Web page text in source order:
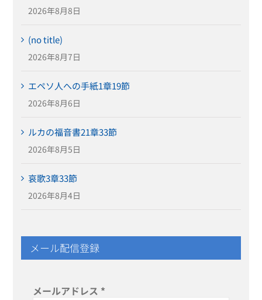
2026年8月8日
(no title)
2026年8月7日
エペソ人への手紙1章19節
2026年8月6日
ルカの福音書21章33節
2026年8月5日
哀歌3章33節
2026年8月4日
メール配信登録
メールアドレス *